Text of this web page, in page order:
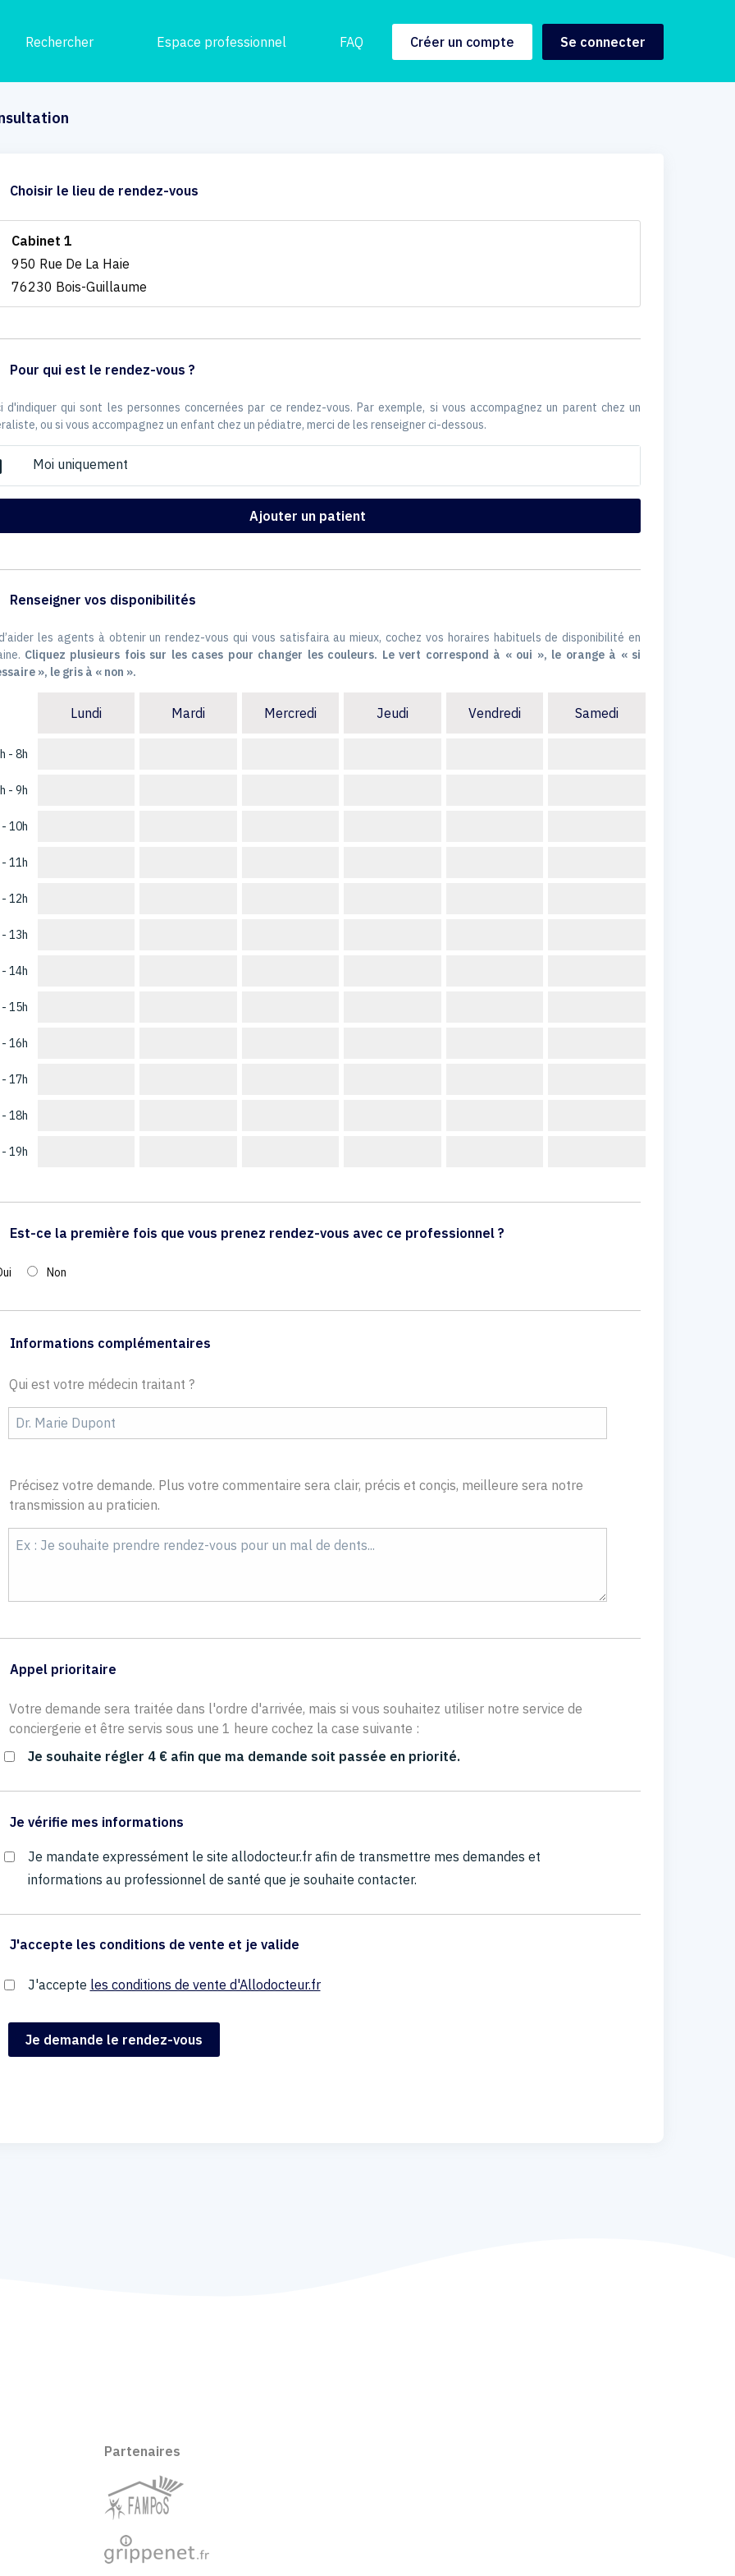
Rechercher Espace professionnel FAQ Créer un compte Se connecter
Choisir le lieu de rendez-vous
Cabinet 1
950 Rue De La Haie
76230 Bois-Guillaume
Pour qui est le rendez-vous ?
d'indiquer qui sont les personnes concernées par ce rendez-vous. Par exemple, si vous accompagnez un parent chez un
ou si vous accompagnez un enfant chez un pédiatre, merci de les renseigner ci-dessous.
Moi uniquement
Ajouter un patient
Renseigner vos disponibilités
les agents à obtenir un rendez-vous qui vous satisfaira au mieux, cochez vos horaires habituels de disponibilité en
Cliquez plusieurs fois sur les cases pour changer les couleurs. Le vert correspond à « oui », le orange à « si
», le gris à « non ».
- 8h
- 9h
10h
11h
12h
13h
14h
15h
16h
17h
18h
19h
Lundi Mardi Mercredi Jeudi Vendredi Samedi
Est-ce la première fois que vous prenez rendez-vous avec ce professionnel ?
Non
Informations complémentaires
Qui est votre médecin traitant ?
Précisez votre demande. Plus votre commentaire sera clair, précis et conçis, meilleure sera notre
transmission au praticien.
Appel prioritaire
Votre demande sera traitée dans l'ordre d'arrivée, mais si vous souhaitez utiliser notre service de
conciergerie et être servis sous une 1 heure cochez la case suivante :
Je souhaite régler 4 € afin que ma demande soit passée en priorité.
Je vérifie mes informations
Je mandate expressément le site allodocteur.fr afin de transmettre mes demandes et
informations au professionnel de santé que je souhaite contacter.
J'accepte les conditions de vente et je valide
J'accepte les conditions de vente d'Allodocteur.fr
Partenaires